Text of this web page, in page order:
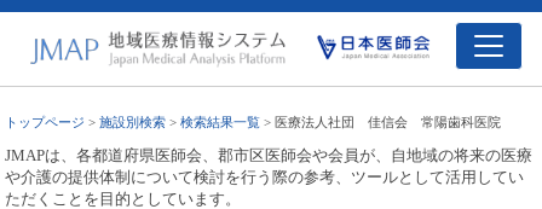
トップページ >施設別検索 >検索結果一覧 > 医療法人社団 佳信会 常陽歯科医院
JMAPは、各都道府県医師会、郡市区医師会や会員が、自地域の将来の医療
や介護の提供体制について検討を行う際の参考、ツールとして活用してい
ただくことを目的としています。